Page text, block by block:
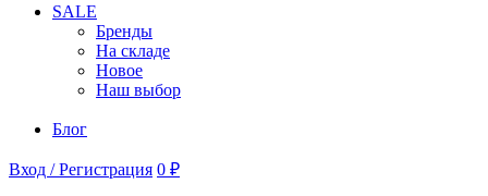
SALE
Бренды
На складе
Новое
Наш выбор
Блог
Вход / Регистрация 0 ₽